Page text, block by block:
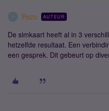
Pezo AUTEUR
De simkaart heeft al in 3
hetzelfde resultaat. Een
een gesprek. Dit gebeurt op